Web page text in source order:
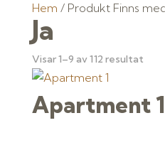
Hem / Produkt Finns
Ja
Visar 1–9 av 112 resultat
Apartment 1